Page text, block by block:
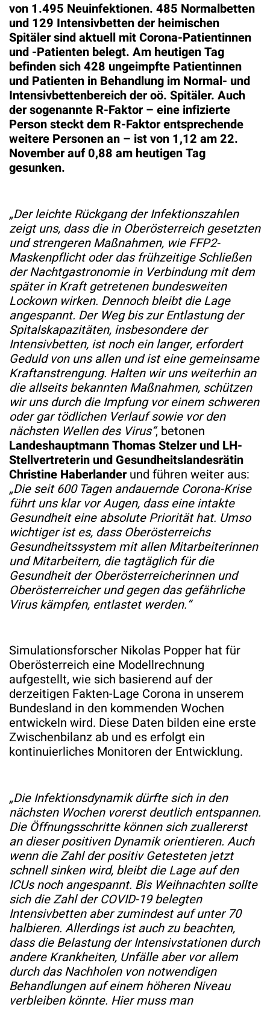
von 1.495 Neuinfektionen. 485 Normalbetten
und 129 Intensivbetten der heimischen
Spitäler sind aktuell mit Corona-Patientinnen
und -Patienten belegt. Am heutigen Tag
befinden sich 428 ungeimpfte Patientinnen
und Patienten in Behandlung im Normal- und
Intensivbettenbereich der oö. Spitäler. Auch
der sogenannte R-Faktor – eine infizierte
Person steckt dem R-Faktor entsprechende
weitere Personen an – ist von 1,12 am 22.
November auf 0,88 am heutigen Tag
gesunken.
„Der leichte Rückgang der Infektionszahlen
zeigt uns, dass die in Oberösterreich gesetzten
und strengeren Maßnahmen, wie FFP2-
Maskenpflicht oder das frühzeitige Schließen
der Nachtgastronomie in Verbindung mit dem
später in Kraft getretenen bundesweiten
Lockown wirken. Dennoch bleibt die Lage
angespannt. Der Weg bis zur Entlastung der
Spitalskapazitäten, insbesondere der
Intensivbetten, ist noch ein langer, erfordert
Geduld von uns allen und ist eine gemeinsame
Kraftanstrengung. Halten wir uns weiterhin an
die allseits bekannten Maßnahmen, schützen
wir uns durch die Impfung vor einem schweren
oder gar tödlichen Verlauf sowie vor den
nächsten Wellen des Virus“, betonen
Landeshauptmann Thomas Stelzer und LH-
Stellvertreterin und Gesundheitslandesrätin
Christine Haberlanderund führen weiter aus:
„Die seit 600 Tagen andauernde Corona-Krise
führt uns klar vor Augen, dass eine intakte
Gesundheit eine absolute Priorität hat. Umso
wichtiger ist es, dass Oberösterreichs
Gesundheitssystem mit allen Mitarbeiterinnen
und Mitarbeitern, die tagtäglich für die
Gesundheit der Oberösterreicherinnen und
Oberösterreicher und gegen das gefährliche
Virus kämpfen, entlastet werden.“
Simulationsforscher Nikolas Popper hat für
Oberösterreich eine Modellrechnung
aufgestellt, wie sich basierend auf der
derzeitigen Fakten-Lage Corona in unserem
Bundesland in den kommenden Wochen
entwickeln wird. Diese Daten bilden eine erste
Zwischenbilanz ab und es erfolgt ein
kontinuierliches Monitoren der Entwicklung.
„Die Infektionsdynamik dürfte sich in den
nächsten Wochen vorerst deutlich entspannen.
Die Öffnungsschritte können sich zuallererst
an dieser positiven Dynamik orientieren. Auch
wenn die Zahl der positiv Getesteten jetzt
schnell sinken wird, bleibt die Lage auf den
ICUs noch angespannt. Bis Weihnachten sollte
sich die Zahl der COVID-19 belegten
Intensivbetten aber zumindest auf unter 70
halbieren. Allerdings ist auch zu beachten,
dass die Belastung der Intensivstationen durch
andere Krankheiten, Unfälle aber vor allem
durch das Nachholen von notwendigen
Behandlungen auf einem höheren Niveau
verbleiben könnte. Hier muss man